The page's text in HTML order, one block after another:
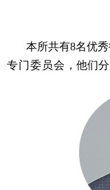
本所共有8名优
专门委员会 ，他们